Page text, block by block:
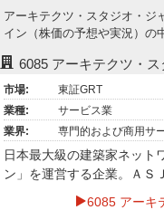
ー
ト
アーキテクツ・スタジオ・ジ
イン（株価の予想や実況）の
6085 アーキテクツ・
市場:
東証GRT
業種:
サービス業
業界:
専門的および商用サ
日本最大級の建築家ネット
ン」を運営する企業。ＡＳ
6085 アーキ